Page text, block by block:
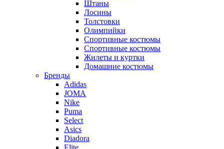
Штаны
Лосины
Толстовки
Олимпийки
Спортивные костюмы
Спортивные костюмы
Жилеты и куртки
Домашние костюмы
Бренды
Adidas
JOMA
Nike
Puma
Select
Asics
Diadora
Elite